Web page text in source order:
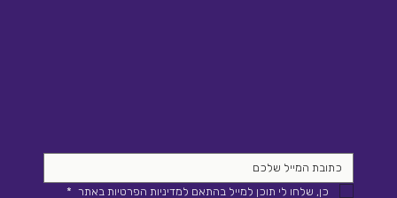
כן, שלחו לי תוכן למייל בהתאם למדיניות הפרטיות באתר *